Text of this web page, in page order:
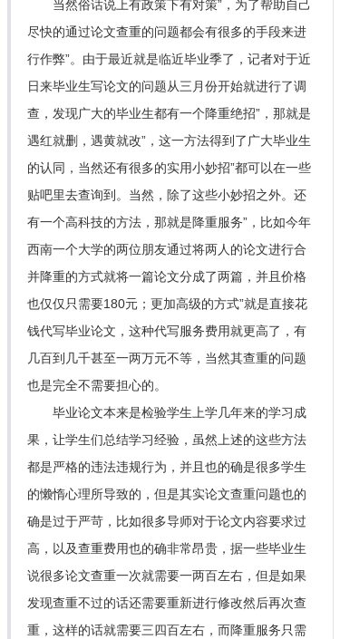
当然俗话说上有政策下有对策”，为了帮助自己
尽快的通过论文查重的问题都会有很多的手段来进
行作弊”。由于最近就是临近毕业季了，记者对于近
日来毕业生写论文的问题从三月份开始就进行了调
查，发现广大的毕业生都有一个降重绝招”，那就是
遇红就删，遇黄就改”，这一方法得到了广大毕业生
的认同，当然还有很多的实用小妙招”都可以在一些
贴吧里去查询到。当然，除了这些小妙招之外。还
有一个高科技的方法，那就是降重服务”，比如今年
西南一个大学的两位朋友通过将两人的论文进行合
并降重的方式就将一篇论文分成了两篇，并且价格
也仅仅只需要180元；更加高级的方式”就是直接花
钱代写毕业论文，这种代写服务费用就更高了，有
几百到几千甚至一两万元不等，当然其查重的问题
也是完全不需要担心的。
毕业论文本来是检验学生上学几年来的学习成
果，让学生们总结学习经验，虽然上述的这些方法
都是严格的违法违规行为，并且也的确是很多学生
的懒惰心理所导致的，但是其实论文查重问题也的
确是过于严苛，比如很多导师对于论文内容要求过
高，以及查重费用也的确非常昂贵，据一些毕业生
说很多论文查重一次就需要一两百左右，但是如果
发现查重不过的话还需要重新进行修改然后再次查
重，这样的话就需要三四百左右，而降重服务只需